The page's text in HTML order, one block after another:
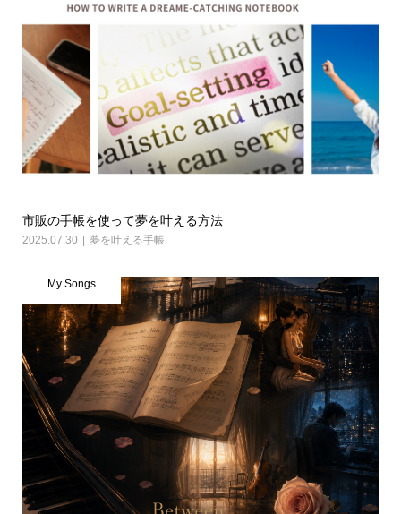
市販の手帳を使って夢を叶える方法
2025.07.30 夢を叶える手帳
My Songs